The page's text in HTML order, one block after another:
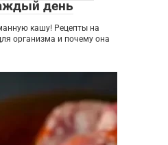
день
кашу! Рецепты на
организма и почему она